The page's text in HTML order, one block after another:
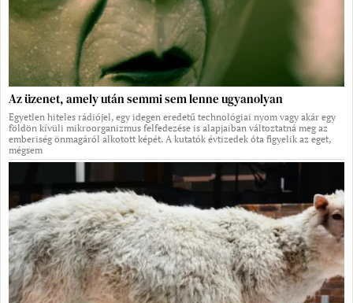
Az üzenet, amely után semmi sem lenne ugyanolyan
Egyetlen hiteles rádiójel, egy idegen eredetű technológiai nyom vagy akár egy
földön kívüli mikroorganizmus felfedezése is alapjaiban változtatná meg az
emberiség önmagáról alkotott képét. A kutatók évtizedek óta figyelik az eget,
mégsem